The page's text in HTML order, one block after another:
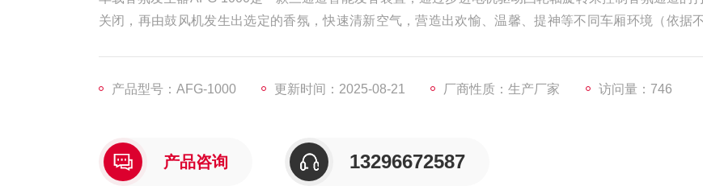
关闭，再由鼓风机发生出选定的香氛，快速清新空气，营造出欢愉、温馨、提神等不同车厢环境（依据
产品型号：AFG-1000 更新时间：2025-08-21 厂商性质：生产厂家 访问量：746
产品咨询 13296672587